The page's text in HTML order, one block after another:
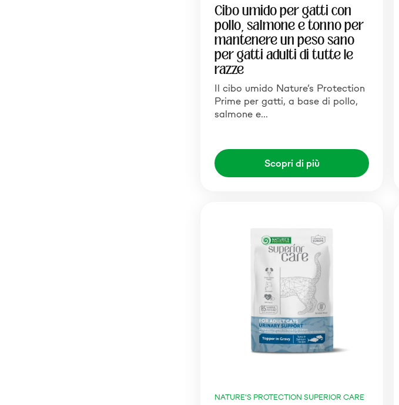
Cibo umido per gatti con
pollo, salmone e tonno per
mantenere un peso sano
per gatti adulti di tutte le
razze
Il cibo umido Nature’s Protection
Prime per gatti, a base di pollo,
salmone e…
Scopri di più
NATURE'S PROTECTION SUPERIOR CARE